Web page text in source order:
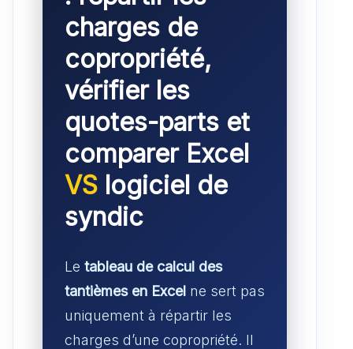
charges de
copropriété,
vérifier les
quotes-parts et
comparer Excel
VS logiciel de
syndic
Le tableau de calcul des
tantièmes en Excel ne sert pas
uniquement à répartir les
charges d’une copropriété. Il